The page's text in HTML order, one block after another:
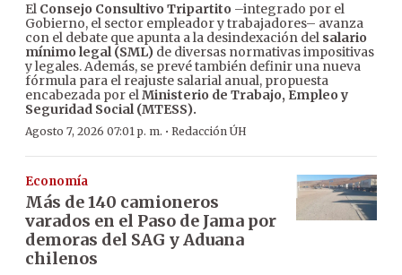
El Consejo Consultivo Tripartito –integrado por el
Gobierno, el sector empleador y trabajadores– avanza
con el debate que apunta a la desindexación del salario
mínimo legal (SML) de diversas normativas impositivas
y legales. Además, se prevé también definir una nueva
fórmula para el reajuste salarial anual, propuesta
encabezada por elMinisterio de Trabajo, Empleo y
Seguridad Social (MTESS).
Agosto 7, 2026 07:01 p. m. · Redacción ÚH
Economía
Más de 140 camioneros
varados en el Paso de Jama por
demoras del SAG y Aduana
chilenos